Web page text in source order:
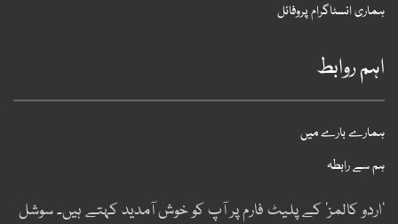
انسٹاگرام پروفائل
روابط
بارے میں
سے رابطہ
کالمز‘ کے پلیٹ فارم پر آپ کو خوش آمدید کہتے ہیں۔ سوشل